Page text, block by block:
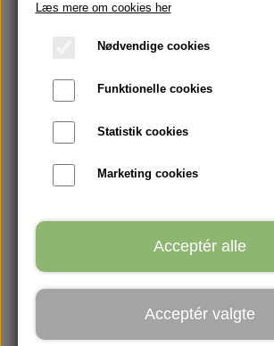
Læs mere om cookies her
Nødvendige cookies
Funktionelle cookies
Statistik cookies
Marketing cookies
Acceptér alle
Acceptér valgte